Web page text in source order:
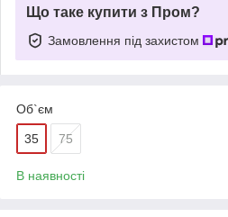
Що таке купити з Пром?
Замовлення під захистом
Об`єм
35 75
В наявності